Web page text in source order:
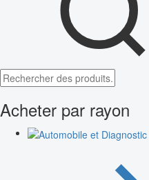
Acheter par rayon